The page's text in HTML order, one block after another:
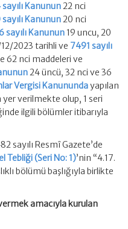
Kanunun22 nci
Kanunun20 nci
sayılı Kanunun 19 uncu, 20
2023 tarihli ve 7491 sayılı
62 nci maddeleri ve
24 üncü, 32 nci ve 36
Vergisi Kanunundayapılan
verilmekte olup, 1 seri
ilgili bölümler itibarıyla
sayılı Resmî Gazete’de
Tebliği (Seri No: 1)’nin “4.17.
bölümü başlığıyla birlikte
amacıyla kurulan